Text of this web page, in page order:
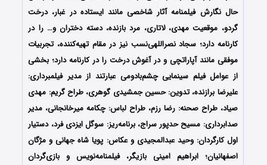
حال نگارش فیلمنامه آثار شاخصی مانند ایستاده در غبار، درخت
گردو، موقعیت مهدی، لاتاری، مرد بازنده، دسته دختران و… را در
کارنامه دارد؛ سجاد نصراللهی‌نسب نیز در مقام تهیه‌کننده، تجربیات
موفقی مانند آپاراتچی و در آغوش درخت را در کارنامه دارد؛ بخشی
از عوامل فیلم سینمایی چشم‌بادومی عبارتند از مدیر فیلمبرداری:
علیرضا برازنده، تدوین: حسین جمشیدی گوهری، طراح گریم: مهدی
صیاد، طراح صحنه: رضا رزم، طراح لباس: چکامه میرخانجانی، مدیر
صدابرداری: مسیح حدپور سراج، برنامه‌ریز: سوگل ایزدی فرد، دستیار
اول کارگردان: وحید عبدالمجیدی و عکاس: پویا شاه جهانی و مژگان
اصفهانیان؛ ابراهیم امینی بازیگر، فیلمنامه‌نویس و بازی‌گردان